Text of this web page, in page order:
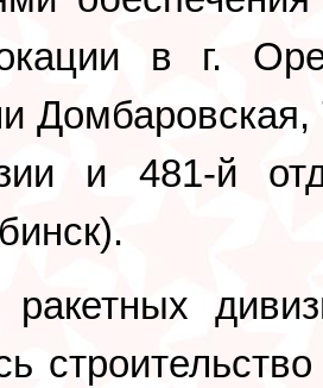
в г.
Домбаровская,
и 481-й